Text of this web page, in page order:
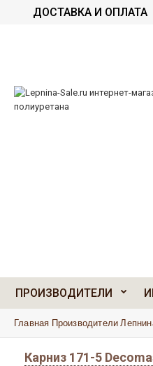
ДОСТАВКА И ОПЛАТА
ПРОИЗВОДИТЕЛИ
Главная Производители
Карниз 171-5